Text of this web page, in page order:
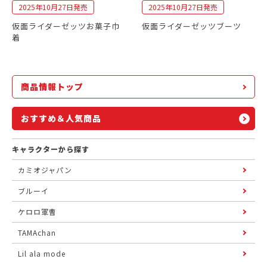
2025年10月27日発売
仮面ライダーゼッツお菓子巾
着
2025年10月27日発売
仮面ライダーゼッツブーツ
商品情報トップ
おすすめ＆人気商品
キャラクターから探す
カミオジャパン
ブルーイ
ケロロ軍曹
TAMAchan
Lil ala mode